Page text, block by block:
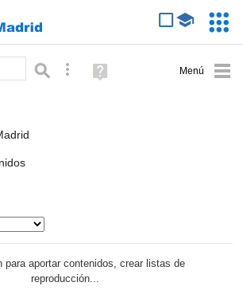
Búsqueda avanzada
Ayuda
(en
para aportar contenidos, crear listas de
reproducción...